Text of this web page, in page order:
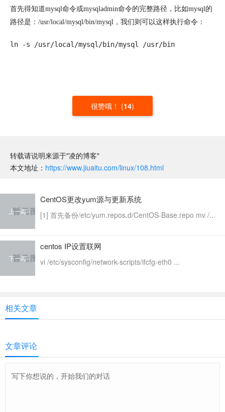
首先得知道mysql命令或mysqladmin命令的完整路径，比如mysql的
路径是：/usr/local/mysql/bin/mysql，我们则可以这样执行命令：
ln -s /usr/local/mysql/bin/mysql /usr/bin
很赞哦！ (14)
转载请说明来源于"凌的博客"
本文地址： https://www.jiuaitu.com/linux/108.html
上一篇
CentOS更改yum源与更新系统
[1] 首先备份/etc/yum.repos.d/CentOS-Base.repo mv /...
下一篇
centos IP设置联网
vi /etc/sysconfig/network-scripts/ifcfg-eth0 ...
相关文章
文章评论